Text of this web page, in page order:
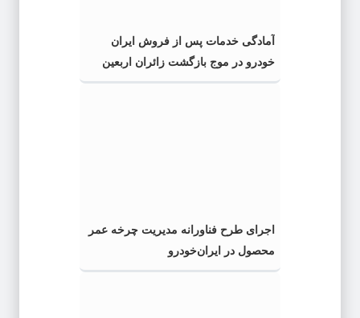
آمادگی خدمات پس از فروش ایران
خودرو در موج بازگشت زائران اربعین
حسینی (ع)
اجرای طرح فناورانه مدیریت چرخه عمر
محصول در ایران‌خودرو